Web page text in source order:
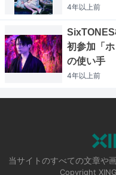
4年以上前
初参加「
の使い手
4年以上前
当サイトのすべての文章や
Copyright